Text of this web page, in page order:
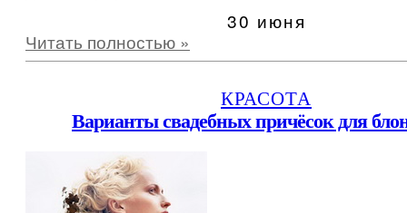
30 июня
Читать полностью »
КРАСОТА
Варианты свадебных причёсок для